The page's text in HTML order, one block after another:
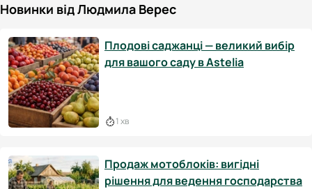
Новинки від Людмила Верес
Плодові саджанці — великий вибір
для вашого саду в Astelia
1 хв
Продаж мотоблоків: вигідні
рішення для ведення господарства